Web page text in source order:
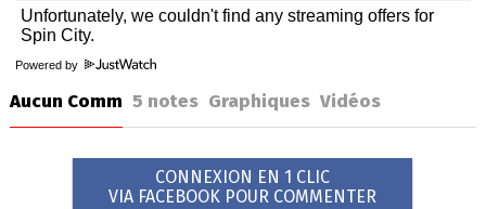
Powered by
Aucun Comm 5 notes Graphiques Vidéos
CONNEXION EN 1 CLIC
VIA FACEBOOK POUR COMMENTER